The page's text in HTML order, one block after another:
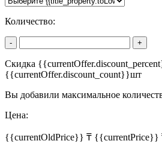
Количество:
- +
Скидка
{{currentOffer.discount_count}}шт
Вы добавили максимальное
Цена:
{{currentOldPrice}} ₸ {{currentPrice}}